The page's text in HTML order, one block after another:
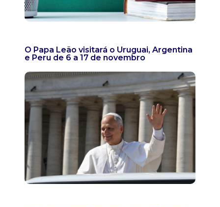
O Papa Leão visitará o Uruguai, Argentina
e Peru de 6 a 17 de novembro